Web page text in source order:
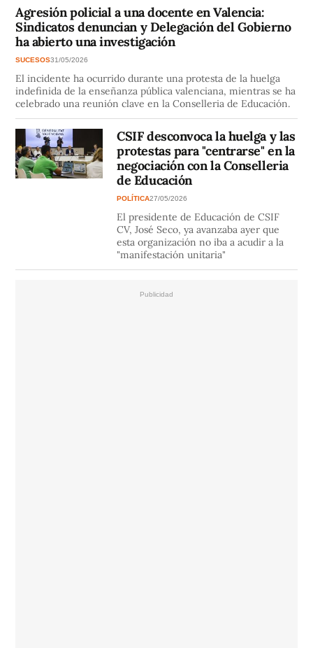
Agresión policial a una docente en Valencia:
Sindicatos denuncian y Delegación del Gobierno
ha abierto una investigación
SUCESOS31/05/2026
El incidente ha ocurrido durante una protesta de la huelga
indefinida de la enseñanza pública valenciana, mientras se ha
celebrado una reunión clave en la Conselleria de Educación.
CSIF desconvoca la huelga y las
protestas para "centrarse" en la
negociación con la Conselleria
de Educación
POLÍTICA27/05/2026
El presidente de Educación de CSIF
CV, José Seco, ya avanzaba ayer que
esta organización no iba a acudir a la
"manifestación unitaria"